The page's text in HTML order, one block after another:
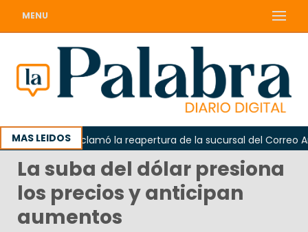
MENU
MAS LEIDOS
Odarda reclamó la reapertura de la sucursal del Correo
La suba del dólar presiona
los precios y anticipan
aumentos